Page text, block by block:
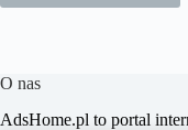
O nas
​AdsHome.pl to portal